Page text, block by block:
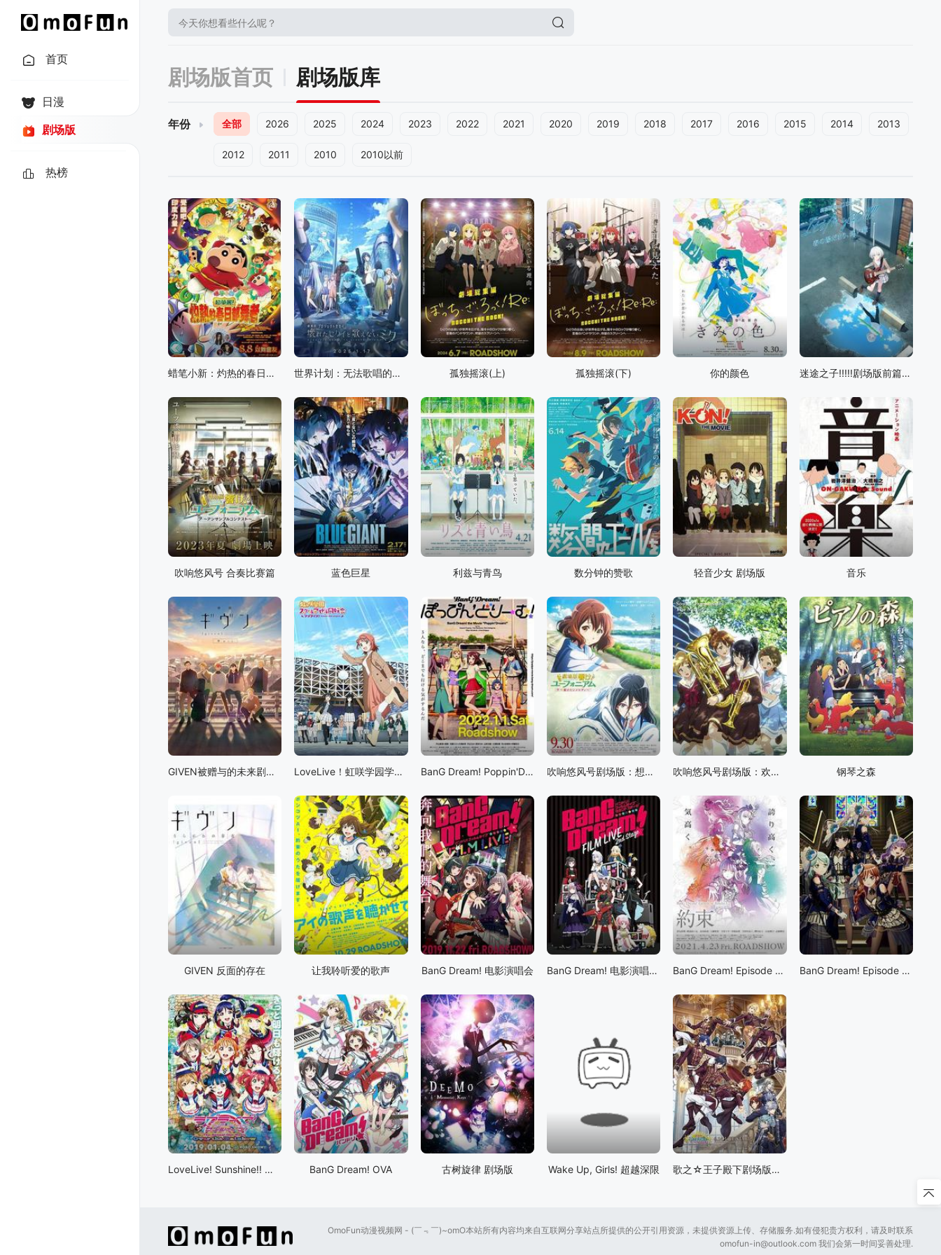
首页
日漫
剧场版
热榜
剧场版首页 剧场版库
年份 全部 2026 2025 2024 2023 2022 2021 2020 2019 2018 2017 2016 2015 2014 2013
2012 2011 2010 2010以前
蜡笔小新：灼热的春日部舞者们 世界计划：无法歌唱的初音未来 孤独摇滚(上) 孤独摇滚(下) 你的颜色 迷途之子!!!!!剧场版前篇：春暖向阳，迷星之猫
吹响悠风号 合奏比赛篇 蓝色巨星 利兹与青鸟 数分钟的赞歌 轻音少女 剧场版 音乐
GIVEN被赠与的未来剧场版：柊mix LoveLive！虹咲学园学园偶像同好会 NEXT SKY BanG Dream! Poppin'Dream! 吹响悠风号剧场版：想要传达的旋律 吹响悠风号剧场版：欢迎来到北宇治高中吹奏乐部 钢琴之森
GIVEN 反面的存在 让我聆听爱的歌声 BanG Dream! 电影演唱会 BanG Dream! 电影演唱会2 BanG Dream! Episode of Roselia Ⅰ: 约定 BanG Dream! Episode of Roselia Ⅱ : Song I am.
LoveLive! Sunshine!! 学园偶像电影 彩虹彼端 BanG Dream! OVA 古树旋律 剧场版 Wake Up, Girls! 超越深限 歌之☆王子殿下剧场版：真爱王国
OmoFun动漫视频网 - (￣﹃￣)~omO本站所有内容均来自互联网分享站点所提供的公开引用资源，未提供资源上传、存储服务.如有侵犯贵方权利，请及时联系
omofun-in@outlook.com 我们会第一时间妥善处理.